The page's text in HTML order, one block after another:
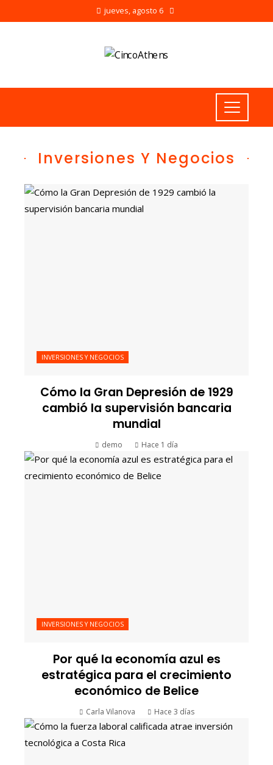
jueves, agosto 6
Inversiones Y Negocios
INVERSIONES Y NEGOCIOS
Cómo la Gran Depresión de 1929
cambió la supervisión bancaria
mundial
demo Hace 1 día
INVERSIONES Y NEGOCIOS
Por qué la economía azul es
estratégica para el crecimiento
económico de Belice
Carla Vilanova Hace 3 días